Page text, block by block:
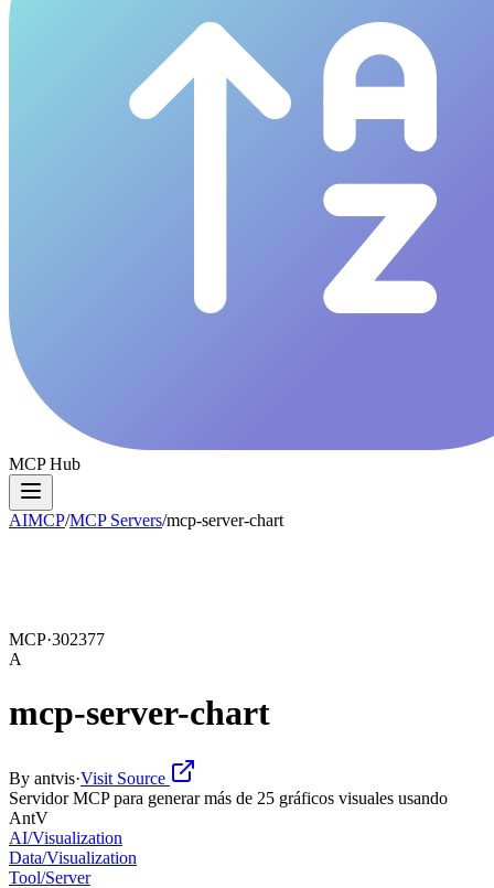
MCP Hub
AIMCP/MCP Servers/mcp-server-chart
MCP·302377
A
mcp-server-chart
By antvis·Visit Source
Servidor MCP para generar más de 25 gráficos visuales usando
AntV
AI/Visualization
Data/Visualization
Tool/Server